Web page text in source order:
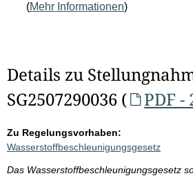
(Mehr Informationen)
Details zu
SG2507290036 (
PDF -
Zu Regelungsvorhaben:
Wasserstoffbeschleunigungsgesetz
Das Wasserstoffbeschleunigungsgesetz